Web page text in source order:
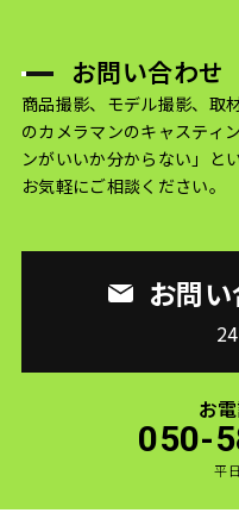
お問い合わせ
商品撮影、モデル撮影、取
のカメラマンのキャスティ
ンがいいか分からない」と
お気軽にご相談ください。
お問
お
050-
平